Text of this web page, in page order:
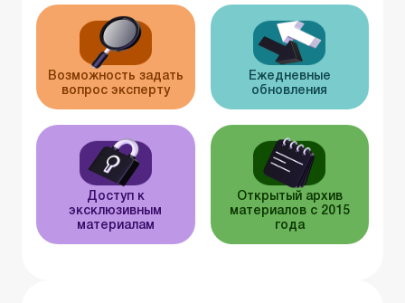
Возможность задать
вопрос эксперту
Ежедневные
обновления
Доступ к
эксклюзивным
материалам
Открытый архив
материалов с 2015
года